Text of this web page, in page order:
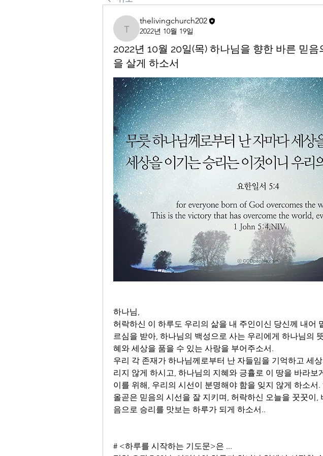
thelivingchurch202
thelivingchurch202
2022년 10월 19일
2022년 10월 20일(목) 하나님을 향한 바른 믿
을 살게 하소서
하나님,
허락하신 이 하루도 우리의 삶을 내 주인이신 당신께 내어
르심을 받아, 하나님의 백성으로 사는 우리에게 하나님의
혜와 세상을 품을 수 있는 사랑을 부어주소서.
우리 각 존재가 하나님께로부터 난 자들임을 기억하고 세
리지 않게 하시고, 하나님의 지혜와 긍휼로 이 땅을 바라보
이를 위해, 우리의 시선이 분명해야 함을 잊지 않게 하소서
올곧은 믿음의 시선을 잘 지키며, 허락하신 오늘을 꿋꿋이,
음으로 승리를 맛보는 하루가 되게 하소서..
# <하루를 시작하는 기도문>은 ...